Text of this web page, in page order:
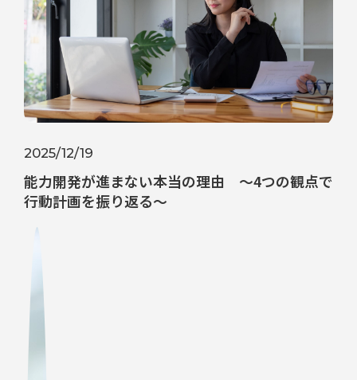
2025/12/19
能力開発が進まない本当の理由 ～4つの観点で
行動計画を振り返る～